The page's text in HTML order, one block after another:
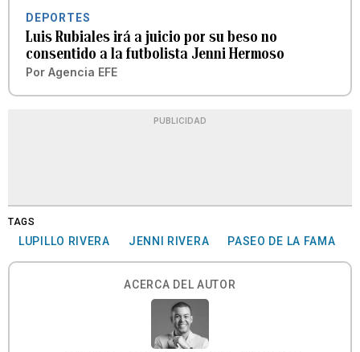
DEPORTES
Luis Rubiales irá a juicio por su beso no
consentido a la futbolista Jenni Hermoso
Por Agencia EFE
PUBLICIDAD
TAGS
LUPILLO RIVERA JENNI RIVERA PASEO DE LA FAMA
ACERCA DEL AUTOR